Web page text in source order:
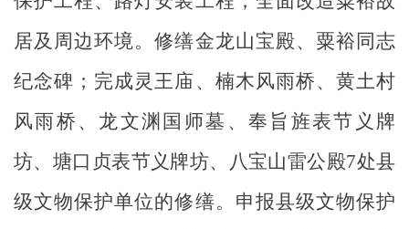
居及周边环境。修缮金龙山宝殿、粟裕同志
纪念碑 ；完成灵王庙、楠木风雨桥、黄土村
风雨桥、龙文渊国师墓、奉旨旌表节义牌
坊、塘口贞表节义牌坊、八宝山雷公殿7处县
级文物保护单位的修缮。申报县级文物保护